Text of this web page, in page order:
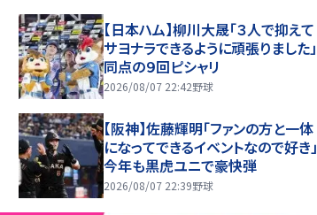
【日本ハム】柳川大晟「３人で抑えて
サヨナラできるように頑張りました」
同点の９回ピシャリ
2026/08/07 22:42野球
【阪神】佐藤輝明「ファンの方と一体
になってできるイベントなので好き」
今年も黒虎ユニで豪快弾
2026/08/07 22:39野球